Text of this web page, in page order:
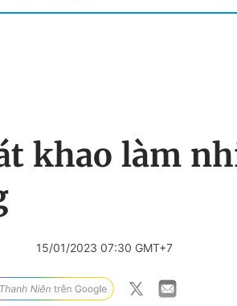
khao làm
15/01/2023 07:30 GMT+7